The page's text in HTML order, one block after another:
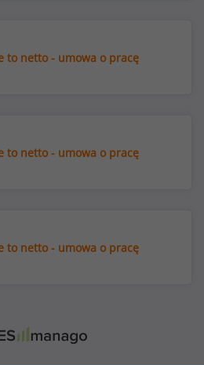
to netto - umowa o pracę
to netto - umowa o pracę
to netto - umowa o pracę